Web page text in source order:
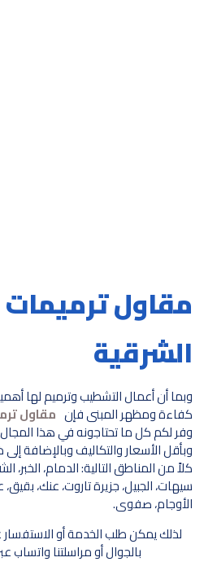
مقاول
الشرقية
وبما أن أعمال التشطيب وترميم لها
كفاءة ومظهر المبنى فإن مقاول
وفر لكم كل ما تحتاجونه في هذا
وبأقل الأسعار والتكاليف وبالإضافة
كلاً من المناطق التالية: الدمام، الخبر،
سيهات، الجبيل، جزيرة تاروت، عنك، بقيق،
الأوجام، صفوى.
لذلك يمكن طلب الخدمة أو
بالجوال أو مراسلتنا واتساب